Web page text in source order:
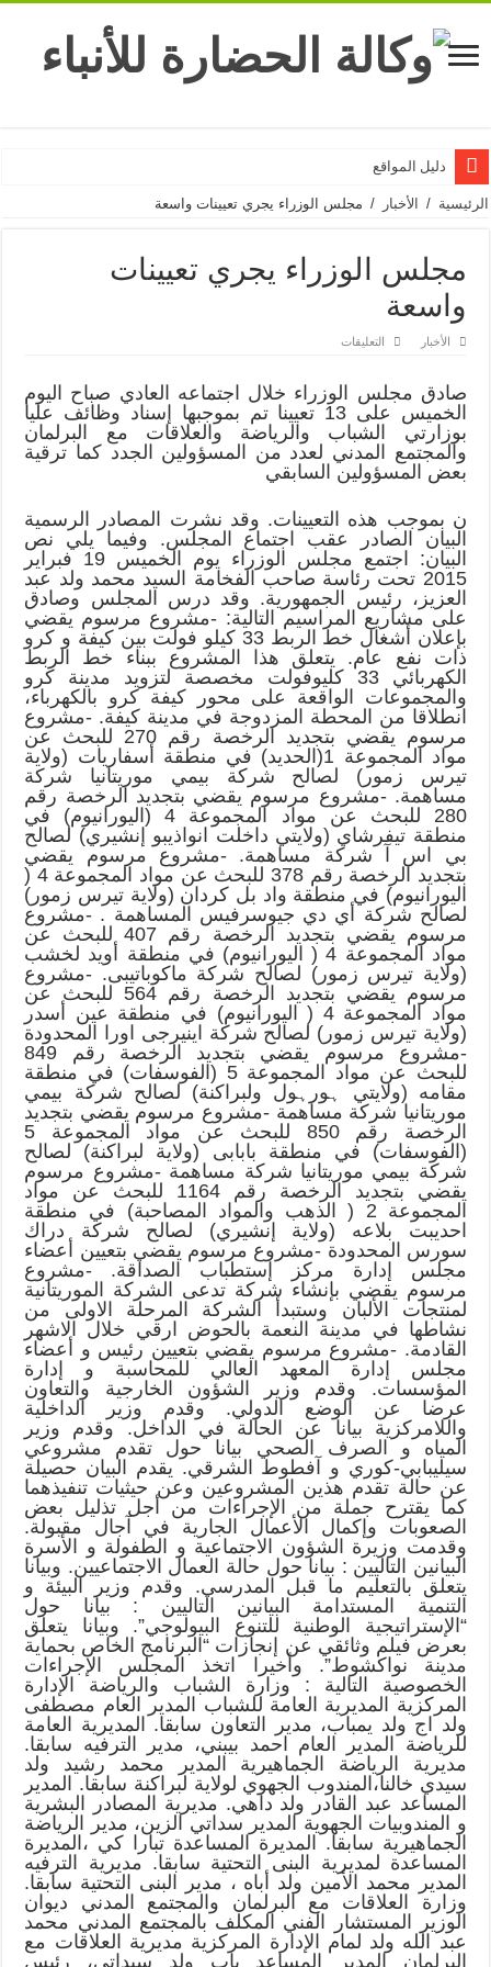
دليل المواقع
الرئيسية / الأخبار / مجلس الوزراء يجري تعيينات واسعة
مجلس الوزراء يجري تعيينات
واسعة
الأخبار التعليقات
يجري
تعيينات
واسعة
صادق مجلس الوزراء خلال اجتماعه العادي صباح اليوم
الخميس على 13 تعيينا تم بموجبها إسناد وظائف عليا
بوزارتي الشباب والرياضة والعلاقات مع البرلمان
والمجتمع المدني لعدد من المسؤولين الجدد كما ترقية
بعض المسؤولين السابقي
ن بموجب هذه التعيينات. وقد نشرت المصادر الرسمية
البيان الصادر عقب اجتماع المجلس. وفيما يلي نص
البيان: اجتمع مجلس الوزراء يوم الخميس 19 فبراير
2015 تحت رئاسة صاحب الفخامة السيد محمد ولد عبد
العزيز، رئيس الجمهورية. وقد درس المجلس وصادق
على مشاريع المراسيم التالية: -مشروع مرسوم يقضي
بإعلان أشغال خط الربط 33 كيلو فولت بين كيفة و كرو
ذات نفع عام. يتعلق هذا المشروع ببناء خط الربط
الكهربائي 33 كليوفولت مخصصة لتزويد مدينة كرو
والمجموعات الواقعة على محور كيفة كرو بالكهرباء،
انطلاقا من المحطة المزدوجة في مدينة كيفة. -مشروع
مرسوم يقضي بتجديد الرخصة رقم 270 للبحث عن
مواد المجموعة 1(الحديد) في منطقة أسفاريات (ولاية
تيرس زمور) لصالح شركة بيمي موريتانيا شركة
مساهمة. -مشروع مرسوم يقضي بتجديد الرخصة رقم
280 للبحث عن مواد المجموعة 4 (اليورانيوم) في
منطقة تيفرشاي (ولايتي داخلت انواذيبو إنشيري) لصالح
بي اس آ شركة مساهمة. -مشروع مرسوم يقضي
بتجديد الرخصة رقم 378 للبحث عن مواد المجموعة 4 (
اليورانيوم) في منطقة واد بل كردان (ولاية تيرس زمور)
لصالح شركة أي دي جيوسرفيس المساهمة . -مشروع
مرسوم يقضي بتجديد الرخصة رقم 407 للبحث عن
مواد المجموعة 4 ( اليورانيوم) في منطقة أويد لخشب
(ولاية تيرس زمور) لصالح شركة ماكوباتيبى. -مشروع
مرسوم يقضي بتجديد الرخصة رقم 564 للبحث عن
مواد المجموعة 4 ( اليورانيوم) في منطقة عين أسدر
(ولاية تيرس زمور) لصالح شركة اينيرجى اورا المحدودة
-مشروع مرسوم يقضي بتجديد الرخصة رقم 849
للبحث عن مواد المجموعة 5 (الفوسفات) في منطقة
مقامه (ولايتي ہورہول ولبراكنة) لصالح شركة بيمي
موريتانيا شركة مساهمة -مشروع مرسوم يقضي بتجديد
الرخصة رقم 850 للبحث عن مواد المجموعة 5
(الفوسفات) في منطقة بابابى (ولاية لبراكنة) لصالح
شركة بيمي موريتانيا شركة مساهمة -مشروع مرسوم
يقضي بتجديد الرخصة رقم 1164 للبحث عن مواد
المجموعة 2 ( الذهب والمواد المصاحبة) في منطقة
احديبت بلاعه (ولاية إنشيري) لصالح شركة دراك
سورس المحدودة -مشروع مرسوم يقضي بتعيين أعضاء
مجلس إدارة مركز إستطباب الصداقة. -مشروع
مرسوم يقضي بإنشاء شركة تدعى الشركة الموريتانية
لمنتجات الألبان وستبدأ الشركة المرحلة الاولى من
نشاطها في مدينة النعمة بالحوض ارقي خلال الاشهر
القادمة. -مشروع مرسوم يقضي بتعيين رئيس و أعضاء
مجلس إدارة المعهد العالي للمحاسبة و إدارة
المؤسسات. وقدم وزير الشؤون الخارجية والتعاون
عرضا عن الوضع الدولي. وقدم وزير الداخلية
واللامركزية بيانا عن الحالة في الداخل. وقدم وزير
المياه و الصرف الصحي بيانا حول تقدم مشروعي
سيليبابي-كوري و آفطوط الشرقي. يقدم البيان حصيلة
عن حالة تقدم هذين المشروعين وعن حيثيات تنفيذهما
كما يقترح جملة من الإجراءات من أجل تذليل بعض
الصعوبات وإكمال الأعمال الجارية في آجال مقبولة.
وقدمت وزيرة الشؤون الاجتماعية و الطفولة و الأسرة
البيانين التاليين : بيانا حول حالة العمال الاجتماعيين. وبيانا
يتعلق بالتعليم ما قبل المدرسي. وقدم وزير البيئة و
التنمية المستدامة البيانين التاليين : بيانا حول
“الإستراتيجية الوطنية للتنوع البيولوجي”. وبيانا يتعلق
بعرض فيلم وثائقي عن إنجازات “البرنامج الخاص بحماية
مدينة نواكشوط”. وأخيرا اتخذ المجلس الإجراءات
الخصوصية التالية : وزارة الشباب والرياضة الإدارة
المركزية المديرية العامة للشباب المدير العام مصطفى
ولد اج ولد يمباب، مدير التعاون سابقا. المديرية العامة
للرياضة المدير العام احمد بيبني، مدير الترفيه سابقا.
مديرية الرياضة الجماهيرية المدير محمد رشيد ولد
سيدي خالنا،المندوب الجهوي لولاية لبراكنة سابقا. المدير
المساعد عبد القادر ولد داهي. مديرية المصادر البشرية
و المندوبيات الجهوية المدير سداتي الزين، مدير الرياضة
الجماهيرية سابقا. المديرة المساعدة تبارا كي ،المديرة
المساعدة لمديرية البنى التحتية سابقا. مديرية الترفيه
المدير محمد الأمين ولد أباه ، مدير البنى التحتية سابقا.
وزارة العلاقات مع البرلمان والمجتمع المدني ديوان
الوزير المستشار الفني المكلف بالمجتمع المدني محمد
عبد الله ولد لمام الإدارة المركزية مديرية العلاقات مع
البرلمان المدير المساعد باب ولد سيداتي، رئيس